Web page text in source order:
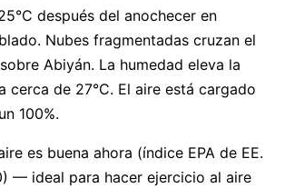
después del anochecer en
Nubes fragmentadas cruzan el
Abiyán. La humedad eleva la
cerca de 27°C. El aire está cargado
100%.
es buena ahora (índice EPA de EE.
— ideal para hacer ejercicio al aire